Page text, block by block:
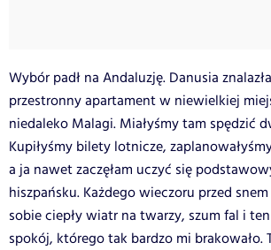
Wybór padł na Andaluzję. Danusia
przestronny apartament w niewielkiej
niedaleko Malagi. Miałyśmy tam spędzić
Kupiłyśmy bilety lotnicze,
a ja nawet zaczęłam uczyć się
hiszpańsku. Każdego wieczoru przed
sobie ciepły wiatr na twarzy, szum fal i
spokój, którego tak bardzo mi brakowało.